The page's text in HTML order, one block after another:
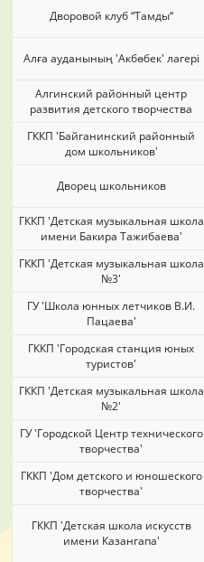
Дворовой клуб “Тамды“
Алға ауданының 'Акбөбек' лагері
Алгинский районный центр
развития детского творчества
ГККП 'Байганинский районный
дом школьников'
Дворец школьников
ГККП 'Детская музыкальная школа
имени Бакира Тажибаева'
ГККП 'Детская музыкальная школа
№3'
ГУ 'Школа юнных летчиков В.И.
Пацаева'
ГККП 'Городская станция юных
туристов'
ГККП 'Детская музыкальная школа
№2'
ГУ 'Городской Центр технического
творчества'
ГККП 'Дом детского и юношеского
творчества'
ГККП 'Детская школа искусств
имени Казангапа'